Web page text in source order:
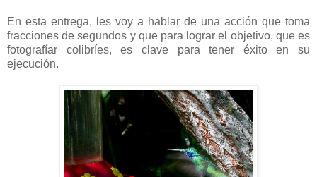
En esta entrega, les voy a hablar de una acción que toma
fracciones de segundos y que para lograr el objetivo, que es
fotografíar colibríes, es clave para tener éxito en su
ejecución.